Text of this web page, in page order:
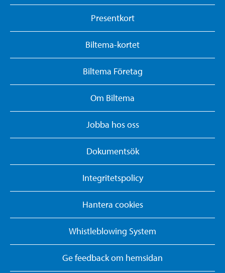
Presentkort
Biltema-kortet
Biltema Företag
Om Biltema
Jobba hos oss
Dokumentsök
Integritetspolicy
Hantera cookies
Whistleblowing System
Ge feedback om hemsidan